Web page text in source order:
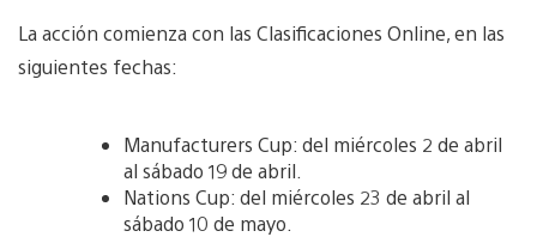
La acción comienza con las Clasificaciones Online, en las
siguientes fechas:
Manufacturers Cup: del miércoles 2 de abril
al sábado 19 de abril.
Nations Cup: del miércoles 23 de abril al
sábado 10 de mayo.